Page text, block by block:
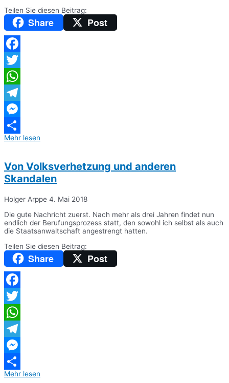
Teilen Sie diesen Beitrag:
Share Post
Facebook
Twitter
WhatsApp
Telegram
Messenger
Teilen
Mehr lesen
Von Volksverhetzung und anderen
Skandalen
Holger Arppe 4. Mai 2018
Die gute Nachricht zuerst. Nach mehr als drei Jahren findet nun
endlich der Berufungsprozess statt, den sowohl ich selbst als auch
die Staatsanwaltschaft angestrengt hatten.
Teilen Sie diesen Beitrag:
Share Post
Facebook
Twitter
WhatsApp
Telegram
Messenger
Teilen
Mehr lesen